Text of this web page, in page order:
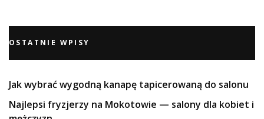
OSTATNIE WPISY
Jak wybrać wygodną kanapę tapicerowaną do salonu
Najlepsi fryzjerzy na Mokotowie — salony dla kobiet i